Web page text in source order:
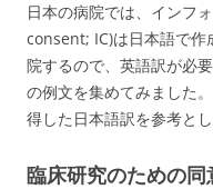
日本の病院では、インフ
consent; IC)は日本語で作
院するので、英語訳が必
の例文を集めてみました
得した日本語訳を参考と
臨床研究のための